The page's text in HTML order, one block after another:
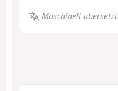
Maschinell übersetzt